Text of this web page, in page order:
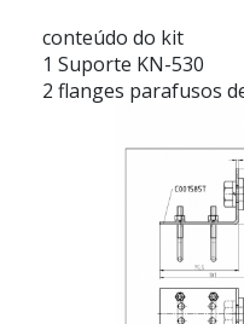
conteúdo do kit
1 Suporte KN-530
2 flanges parafusos